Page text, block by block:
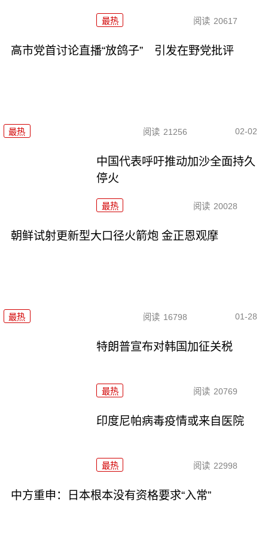
最热 阅读 20617
高市党首讨论直播“放鸽子” 引发在野党批评
最热 阅读 21256 02-02
中国代表呼吁推动加沙全面持久
停火
最热 阅读 20028
朝鲜试射更新型大口径火箭炮 金正恩观摩
最热 阅读 16798 01-28
特朗普宣布对韩国加征关税
最热 阅读 20769
印度尼帕病毒疫情或来自医院
最热 阅读 22998
中方重申：日本根本没有资格要求“入常”